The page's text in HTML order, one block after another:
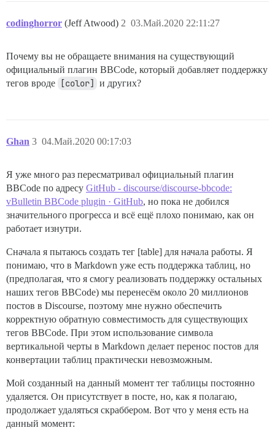
codinghorror (Jeff Atwood) 03.Май.2020 22:11:27
2
Почему вы не обращаете внимания на существующий
официальный плагин BBCode, который добавляет поддержку
тегов вроде
[color] и других?
Ghan 04.Май.2020 00:17:03
3
Я уже много раз пересматривал официальный плагин
BBCode по адресу GitHub - discourse/discourse-bbcode:
vBulletin BBCode plugin · GitHub, но пока не добился
значительного прогресса и всё ещё плохо понимаю, как он
работает изнутри.
Сначала я пытаюсь создать тег [table] для начала работы. Я
понимаю, что в Markdown уже есть поддержка таблиц, но
(предполагая, что я смогу реализовать поддержку остальных
наших тегов BBCode) мы перенесём около 20 миллионов
постов в Discourse, поэтому мне нужно обеспечить
корректную обратную совместимость для существующих
тегов BBCode. При этом использование символа
вертикальной черты в Markdown делает перенос постов для
конвертации таблиц практически невозможным.
Мой созданный на данный момент тег таблицы постоянно
удаляется. Он присутствует в посте, но, как я полагаю,
продолжает удаляться скраббером. Вот что у меня есть на
данный момент: